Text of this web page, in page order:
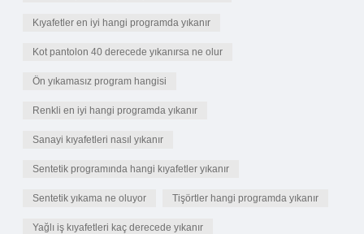
Kıyafetler en iyi hangi programda yıkanır
Kot pantolon 40 derecede yıkanırsa ne olur
Ön yıkamasız program hangisi
Renkli en iyi hangi programda yıkanır
Sanayi kıyafetleri nasıl yıkanır
Sentetik programında hangi kıyafetler yıkanır
Sentetik yıkama ne oluyor Tişörtler hangi programda yıkanır
Yağlı iş kıyafetleri kaç derecede yıkanır